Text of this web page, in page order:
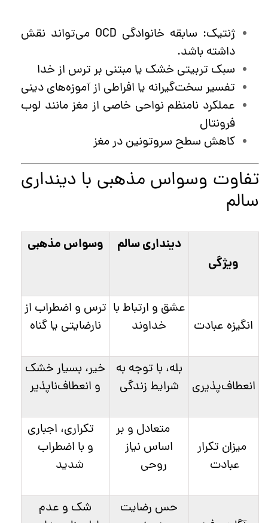
ژنتیک: سابقه خانوادگی OCD می‌تواند نقش
داشته باشد.
سبک تربیتی خشک یا مبتنی بر ترس از خدا
تفسیر سخت‌گیرانه یا افراطی از آموزه‌های دینی
عملکرد نامنظم نواحی خاصی از مغز مانند لوب
فرونتال
کاهش سطح سروتونین در مغز
تفاوت وسواس مذهبی با دینداری
سالم
ویژگی
دینداری سالم وسواس مذهبی
انگیزه عبادت
عشق و ارتباط با
خداوند
ترس و اضطراب از
نارضایتی یا گناه
انعطاف‌پذیری
بله، با توجه به
شرایط زندگی
خیر، بسیار خشک
و انعطاف‌ناپذیر
میزان تکرار
عبادت
متعادل و بر
اساس نیاز
روحی
تکراری، اجباری
و با اضطراب
شدید
حس رضایت
شک و عدم